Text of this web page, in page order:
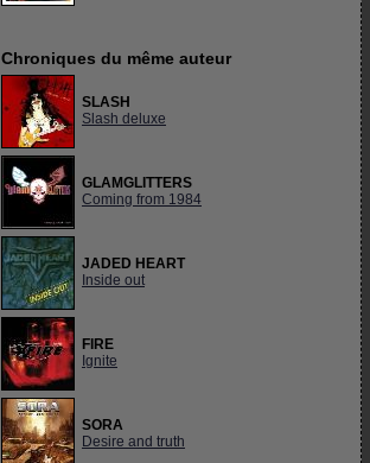
Chroniques du même auteur
SLASH
Slash deluxe
GLAMGLITTERS
Coming from 1984
JADED HEART
Inside out
FIRE
Ignite
SORA
Desire and truth